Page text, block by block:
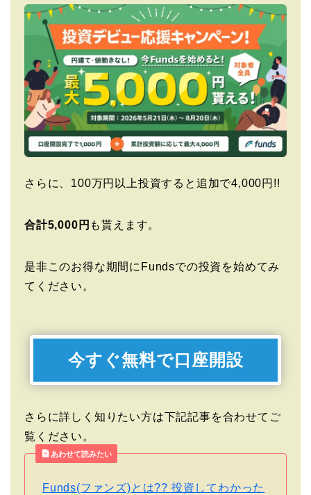
さらに、100万円以上投資すると追加で4,000円!!
合計5,000円 も貰えます。
是非このお得な期間にFundsでの投資を始めてみ
てください。
今すぐ無料で口座開設
さらに詳しく知りたい方は下記記事を合わせてご
覧ください。
あわせて読みたい
Funds(ファンズ)とは?? 投資してわかった